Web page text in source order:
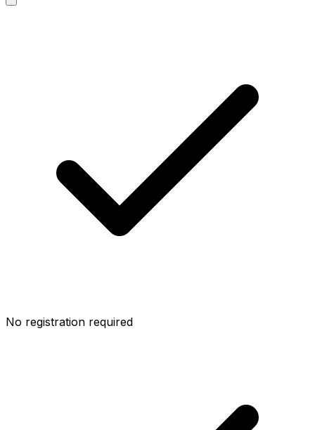
No registration required